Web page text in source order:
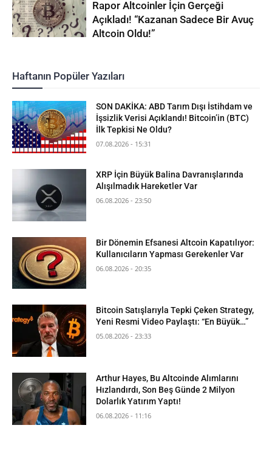
Rapor Altcoinler İçin Gerçeği
Açıkladı! “Kazanan Sadece Bir Avuç
Altcoin Oldu!”
Haftanın Popüler Yazıları
SON DAKİKA: ABD Tarım Dışı İstihdam ve
İşsizlik Verisi Açıklandı! Bitcoin’in (BTC)
İlk Tepkisi Ne Oldu?
07.08.2026 - 15:31
XRP İçin Büyük Balina Davranışlarında
Alışılmadık Hareketler Var
06.08.2026 - 23:50
Bir Dönemin Efsanesi Altcoin Kapatılıyor:
Kullanıcıların Yapması Gerekenler Var
06.08.2026 - 20:35
Bitcoin Satışlarıyla Tepki Çeken Strategy,
Yeni Resmi Video Paylaştı: “En Büyük…”
05.08.2026 - 23:33
Arthur Hayes, Bu Altcoinde Alımlarını
Hızlandırdı, Son Beş Günde 2 Milyon
Dolarlık Yatırım Yaptı!
06.08.2026 - 11:16